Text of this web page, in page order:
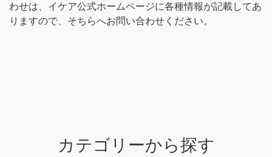
わせは、イケア公式ホームページに各種情報が記載してあ
りますので、そちらへお問い合わせください。
カテゴリーから探す